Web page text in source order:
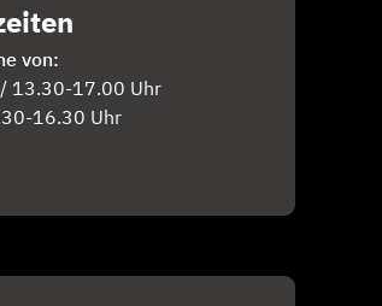
von:
13.30-17.00 Uhr
16.30 Uhr